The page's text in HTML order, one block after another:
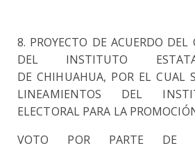
8. PROYECTO DE ACUERDO DEL
DEL INSTITUTO
DECHIHUAHUA, POR EL CUAL
LINEAMIENTOS DEL
ELECTORAL PARA LA
VOTO POR PARTE DE